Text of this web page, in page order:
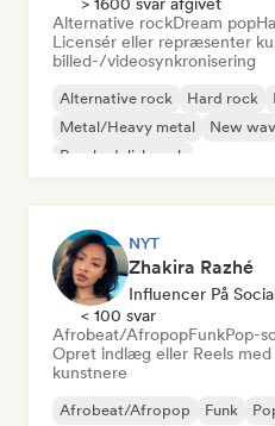
Alternative rockDream pop
Licensér eller repræsenter
billed-/videosynkronisering
Alternative rock Hard rock
Metal/Heavy metal
New
Psychedelisk rock
NYT
Zhakira Razhé
Influencer På
< 100 svar
Afrobeat/AfropopFunkPop-
Opret indlæg eller Reels
kunstnere
Afrobeat/Afropop Funk